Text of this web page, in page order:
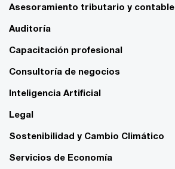
Asesoramiento tributario y contable
Auditoría
Capacitación profesional
Consultoría de negocios
Inteligencia Artificial
Legal
Sostenibilidad y Cambio Climático
Servicios de Economía